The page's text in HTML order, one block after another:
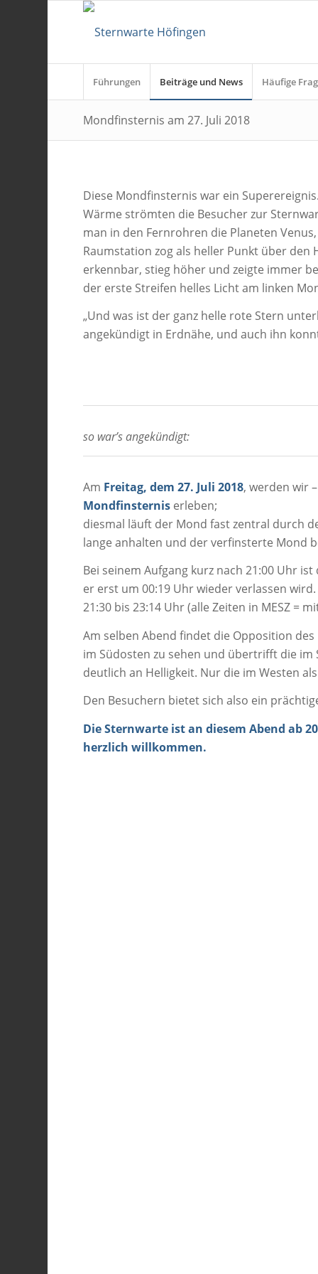
Führungen Beiträge und News Häufige
Mondfinsternis am 27. Juli 2018
Diese Mondfinsternis war ein
Wärme strömten die Besucher zur
man in den Fernrohren die Planeten
Raumstation zog als heller Punkt über
erkennbar, stieg höher und zeigte immer
der erste Streifen helles Licht am linken
„Und was ist der ganz helle rote Stern
angekündigt in Erdnähe, und auch ihn
so war’s angekündigt:
Am Freitag, dem 27. Juli 2018, werden wir
Mondfinsternis erleben;
diesmal läuft der Mond fast zentral durch
lange anhalten und der verfinsterte Mond
Bei seinem Aufgang kurz nach 21:00 Uhr
er erst um 00:19 Uhr wieder verlassen
21:30 bis 23:14 Uhr (alle Zeiten in MESZ =
Am selben Abend findet die Opposition
im Südosten zu sehen und übertrifft die
deutlich an Helligkeit. Nur die im Westen
Den Besuchern bietet sich also ein
Die Sternwarte ist an diesem Abend ab
herzlich willkommen.